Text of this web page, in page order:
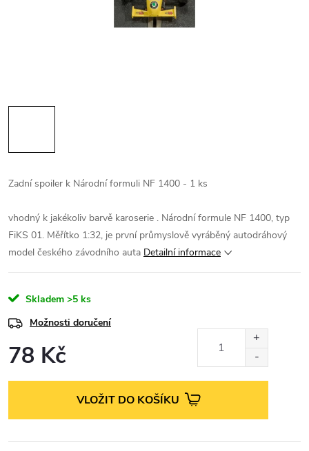
Zadní spoiler k Národní formuli NF 1400 - 1 ks
vhodný k jakékoliv barvě karoserie . Národní formule NF 1400, typ
FiKS 01. Měřítko 1:32, je první průmyslově vyráběný autodráhový
model českého závodního auta Detailní informace
Skladem >5 ks
Možnosti doručení
78 Kč
VLOŽIT DO KOŠÍKU